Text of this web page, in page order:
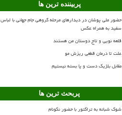
پربیننده ترین ها
حضور ملی پوشان در دیدارهای مرحله گروهی جام جهانی با لباس
سفید به همراه عکس
قلعه نویی و تاج دوستان من هستند
علت تا درمان قطعی ریزش مو
مقابل بلژیک دست و پا بسته نیستیم
پربحث ترین ها
شوک شبانه به تراکتور با حضور نکونام